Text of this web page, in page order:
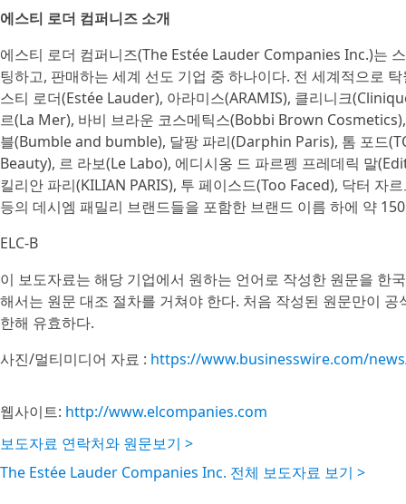
에스티 로더 컴퍼니즈 소개
에스티 로더 컴퍼니즈(The Estée Lauder Companies Inc.)는
팅하고, 판매하는 세계 선도 기업 중 하나이다. 전 세계적으로
스티 로더(Estée Lauder), 아라미스(ARAMIS), 클리니크
르(La Mer), 바비 브라운 코스메틱스(Bobbi Brown
블(Bumble and bumble), 달팡 파리(Darphin Paris), 톰 포드
Beauty), 르 라보(Le Labo), 에디시옹 드 파르펭 프레데릭 말
킬리안 파리(KILIAN PARIS), 투 페이스드(Too Faced), 닥터
등의 데시엠 패밀리 브랜드들을 포함한 브랜드 이름 하에 약
ELC-B
이 보도자료는 해당 기업에서 원하는 언어로 작성한 원문을 한
해서는 원문 대조 절차를 거쳐야 한다. 처음 작성된 원문만이
한해 유효하다.
사진/멀티미디어 자료 : https://www.businesswire.com/
웹사이트: http://www.elcompanies.com
보도자료 연락처와 원문보기 >
The Estée Lauder Companies Inc. 전체 보도자료 보기 >